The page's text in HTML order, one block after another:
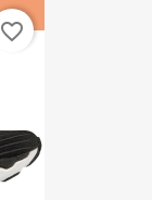
favorite_border